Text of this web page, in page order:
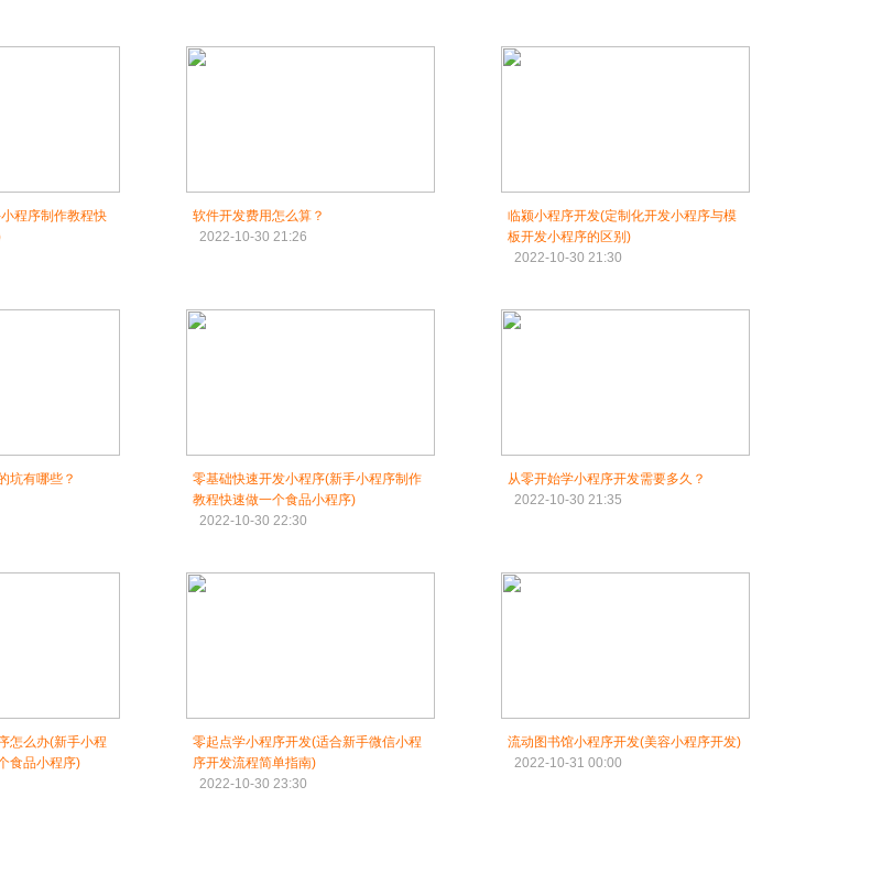
程序制作教程快
软件开发费用怎么算？
2022-10-30 21:26
临颍小程序开发(定制化开发小程序与模
板开发小程序的区别)
2022-10-30 21:30
坑有哪些？
零基础快速开发小程序(新手小程序制作
教程快速做一个食品小程序)
2022-10-30 22:30
从零开始学小程序开发需要多久？
2022-10-30 21:35
怎么办(新手小程
食品小程序)
零起点学小程序开发(适合新手微信小程
序开发流程简单指南)
2022-10-30 23:30
流动图书馆小程序开发(美容小程序开发)
2022-10-31 00:00